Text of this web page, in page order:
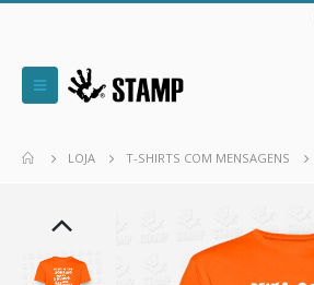
LOJA T-SHIRTS COM MENSAGENS